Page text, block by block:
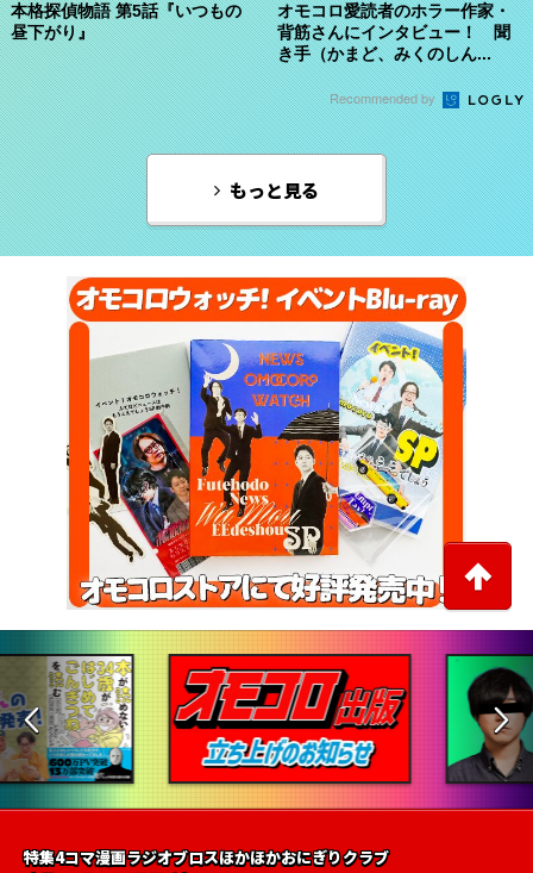
本格探偵物語 第5話『いつもの
昼下がり』
オモコロ愛読者のホラー作家・
背筋さんにインタビュー！ 聞
き手（かまど、みくのしん...
Recommended by
もっと見る
特集4コマ漫画ラジオブロスほかほかおにぎりクラブ